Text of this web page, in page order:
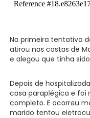
Na primeira tentativa
atirou nas costas de
e alegou que tinha
Depois de
casa paraplégica e
completo. E ocorreu
marido tentou